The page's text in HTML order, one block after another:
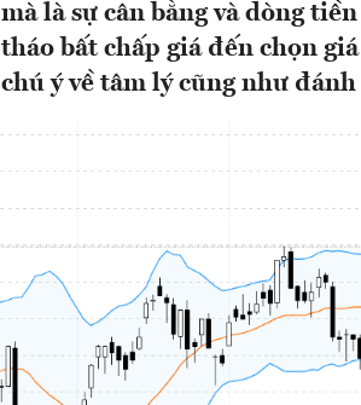
mà là sự cân bằng và dòng
tháo bất chấp giá đến chọn
chú ý về tâm lý cũng như